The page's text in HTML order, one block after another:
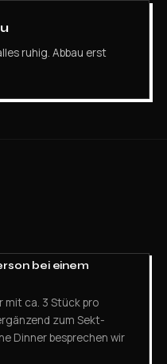
ruhig. Abbau erst
bei einem
mit ca. 3 Stück pro
zum Sekt-
Dinner besprechen wir